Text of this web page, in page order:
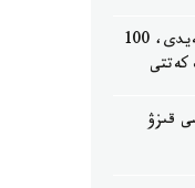
120 بالل دا گرانتقا كەپىلدىك بەرمەيدى، 100
كەتتى
قىزۋ